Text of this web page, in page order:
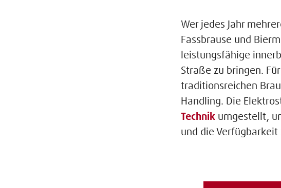
Wer jedes Jahr
Fassbrause und
leistungsfähige
Straße zu bringen.
traditionsreichen
Handling. Die
Technik umgestellt,
und die Verfügbarkeit